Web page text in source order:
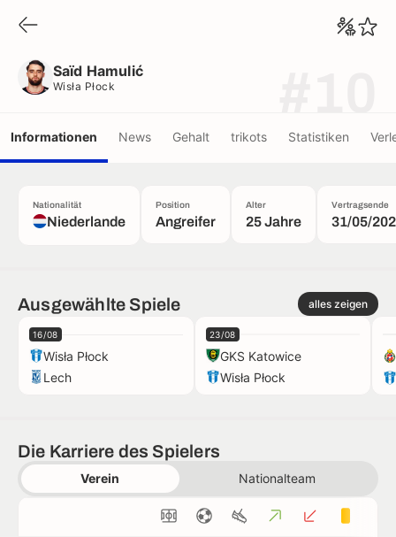
Saïd Hamulić
Wisła Płock
Informationen News Gehalt trikots Statistiken
Nationalität
Niederlande
Position
Angreifer
Alter
25 Jahre
Vertragsende
31/05/
Ausgewählte Spiele alles zeigen
16/08
Wisła Płock
Lech
23/08
GKS Katowice
Wisła Płock
Die Karriere des Spielers
Verein Nationalteam